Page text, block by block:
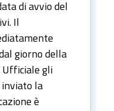
di avvio del
Il
giorno della
Ufficiale gli
la
è